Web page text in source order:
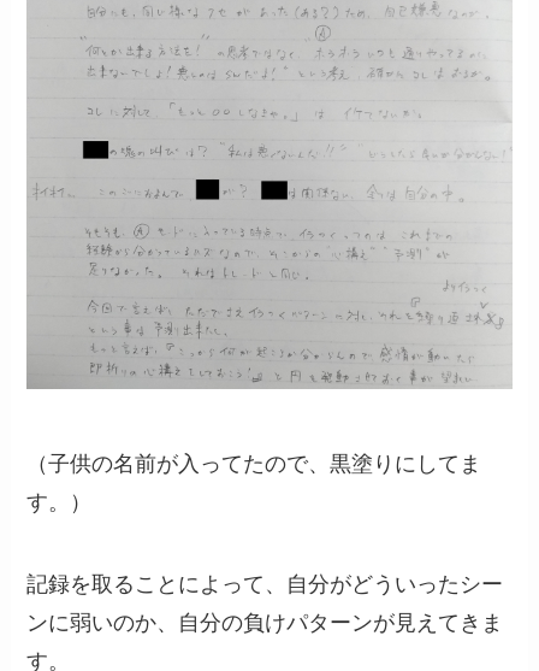
（子供の名前が入ってたので、黒塗りにしてま
す。）
記録を取ることによって、自分がどういったシー
ンに弱いのか、自分の負けパターンが見えてきま
す。